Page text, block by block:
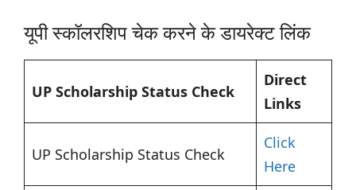
यूपी स्कॉलरशिप चेक करने के डायरेक्ट लिंक
UP Scholarship Status Check
Direct
Links
UP Scholarship Status Check
Click
Here